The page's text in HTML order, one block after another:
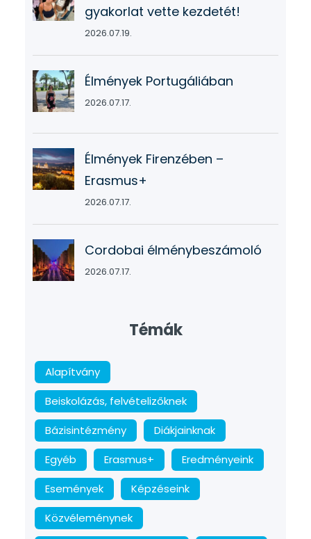
gyakorlat vette kezdetét!
2026.07.19.
Élmények Portugáliában
2026.07.17.
Élmények Firenzében –
Erasmus+
2026.07.17.
Cordobai élménybeszámoló
2026.07.17.
Témák
Alapítvány
Beiskolázás, felvételizőknek
Bázisintézmény
Diákjainknak
Egyéb
Erasmus+
Eredményeink
Események
Képzéseink
Közvéleménynek